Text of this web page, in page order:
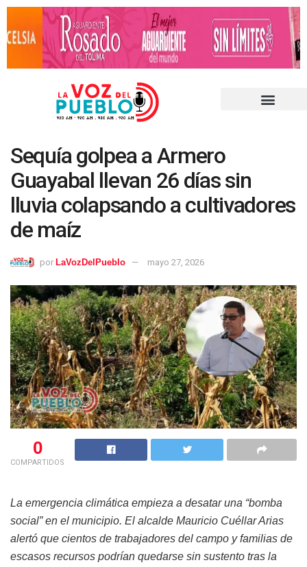
Sequía golpea a Armero
Guayabal llevan 26 días sin
lluvia colapsando a cultivadores
de maíz
por LaVozDelPueblo mayo 27, 2026
0
COMPARTIDOS
La emergencia climática empieza a desatar una “bomba
social” en el municipio. El alcalde Mauricio Cuéllar Arias
alertó que cientos de trabajadores del campo y familias de
escasos recursos podrían quedarse sin sustento tras la